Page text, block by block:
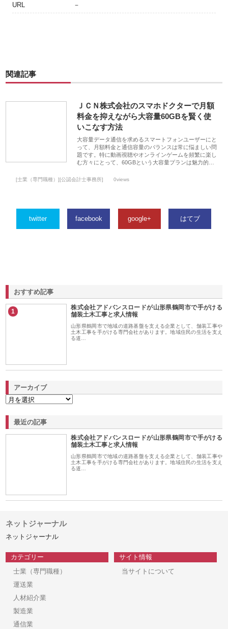
URL －
関連記事
ＪＣＮ株式会社のスマホドクターで月額
料金を抑えながら大容量60GBを賢く使
いこなす方法
大容量データ通信を求めるスマートフォンユーザーにと
って、月額料金と通信容量のバランスは常に悩ましい問
題です。特に動画視聴やオンラインゲームを頻繁に楽し
む方々にとって、60GBという大容量プランは魅力的…
[士業（専門職種）][公認会計士事務所] 0views
twitter facebook google+ はてブ
おすすめ記事
1
株式会社アドバンスロードが山形県鶴岡市で手がける
舗装土木工事と求人情報
山形県鶴岡市で地域の道路基盤を支える企業として、舗装工事や
土木工事を手がける専門会社があります。地域住民の生活を支え
る道…
アーカイブ
最近の記事
株式会社アドバンスロードが山形県鶴岡市で手がける
舗装土木工事と求人情報
山形県鶴岡市で地域の道路基盤を支える企業として、舗装工事や
土木工事を手がける専門会社があります。地域住民の生活を支え
る道…
ネットジャーナル
ネットジャーナル
カテゴリー
士業（専門職種）
運送業
人材紹介業
製造業
通信業
サイト情報
当サイトについて